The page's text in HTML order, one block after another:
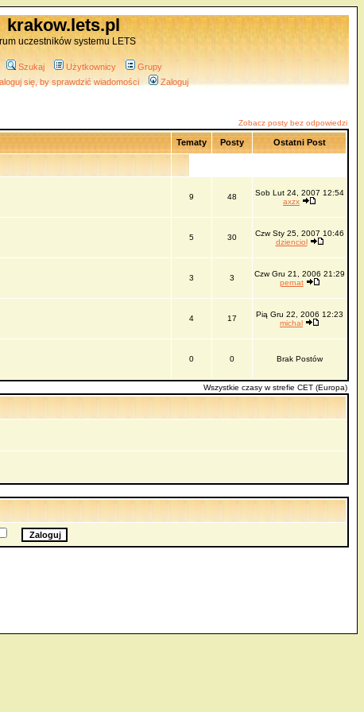
krakow.lets.pl
uczestników systemu LETS
Szukaj Użytkownicy
Grupy
się, by sprawdzić wiadomości Zaloguj
Zobacz posty bez odpowiedzi
Tematy Posty Ostatni Post
9 48
Sob Lut 24, 2007 12:54
axzx
5 30
Czw Sty 25, 2007 10:46
dzienciol
3 3
Czw Gru 21, 2006 21:29
pernat
4 17
Pią Gru 22, 2006 12:23
michal
0 0 Brak Postów
Wszystkie czasy w strefie CET (Europa)